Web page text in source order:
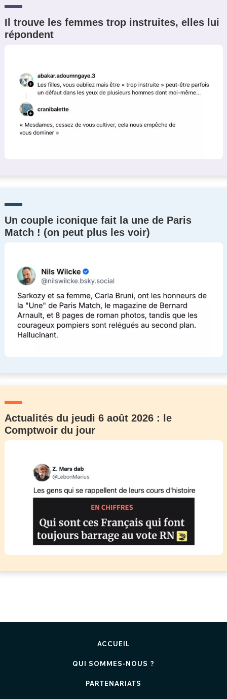
Il trouve les femmes trop instruites, elles lui
répondent
Un couple iconique fait la une de Paris
Match ! (on peut plus les voir)
Actualités du jeudi 6 août 2026 : le
Comptwoir du jour
ACCUEIL
QUI SOMMES-NOUS ?
PARTENARIATS